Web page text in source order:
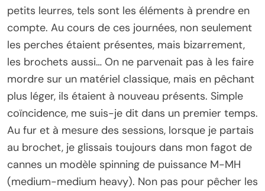
petits leurres, tels sont les éléments à prendre en
compte. Au cours de ces journées, non seulement
les perches étaient présentes, mais bizarrement,
les brochets aussi… On ne parvenait pas à les faire
mordre sur un matériel classique, mais en pêchant
plus léger, ils étaient à nouveau présents. Simple
coïncidence, me suis-je dit dans un premier temps.
Au fur et à mesure des sessions, lorsque je partais
au brochet, je glissais toujours dans mon fagot de
cannes un modèle spinning de puissance M-MH
(medium-medium heavy). Non pas pour pêcher les